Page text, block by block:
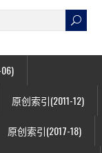
原创索引(2011-12)
原创索引(2017-18)